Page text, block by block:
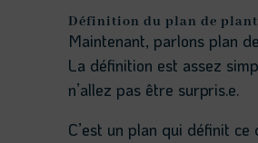
Définition du plan de
Maintenant, parlons plan
La définition est assez
n’allez pas être surpris.e.
C’est un plan qui définit ce